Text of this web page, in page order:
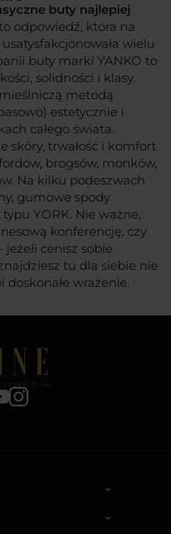
buty najlepiej
odpowiedź, która na
wielu
buty marki YANKO to
solidności i klasy.
metodą
estetycznie i
całego świata.
skóry, trwałość i komfort
brogsów, monków,
Na kilku podeszwach
gumowe spody
YORK. Nie ważne,
konferencję, czy
cenisz sobie
tu dla siebie nie
wrażenie.